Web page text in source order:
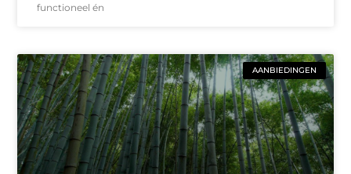
functioneel én
AANBIEDINGEN